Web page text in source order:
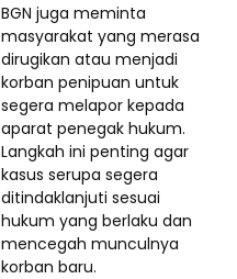
BGN juga meminta
masyarakat yang merasa
dirugikan atau menjadi
korban penipuan untuk
segera melapor kepada
aparat penegak hukum.
Langkah ini penting agar
kasus serupa segera
ditindaklanjuti sesuai
hukum yang berlaku dan
mencegah munculnya
korban baru.